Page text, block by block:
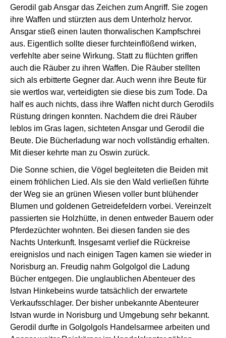
Gerodil gab Ansgar das Zeichen zum Angriff. Sie zogen
ihre Waffen und stürzten aus dem Unterholz hervor.
Ansgar stieß einen lauten thorwalischen Kampfschrei
aus. Eigentlich sollte dieser furchteinflößend wirken,
verfehlte aber seine Wirkung. Statt zu flüchten griffen
auch die Räuber zu ihren Waffen. Die Räuber stellten
sich als erbitterte Gegner dar. Auch wenn ihre Beute für
sie wertlos war, verteidigten sie diese bis zum Tode. Da
half es auch nichts, dass ihre Waffen nicht durch Gerodils
Rüstung dringen konnten. Nachdem die drei Räuber
leblos im Gras lagen, sichteten Ansgar und Gerodil die
Beute. Die Bücherladung war noch vollständig erhalten.
Mit dieser kehrte man zu Oswin zurück.
Die Sonne schien, die Vögel begleiteten die Beiden mit
einem fröhlichen Lied. Als sie den Wald verließen führte
der Weg sie an grünen Wiesen voller bunt blühender
Blumen und goldenen Getreidefeldern vorbei. Vereinzelt
passierten sie Holzhütte, in denen entweder Bauern oder
Pferdezüchter wohnten. Bei diesen fanden sie des
Nachts Unterkunft. Insgesamt verlief die Rückreise
ereignislos und nach einigen Tagen kamen sie wieder in
Norisburg an. Freudig nahm Golgolgol die Ladung
Bücher entgegen. Die unglaublichen Abenteuer des
Istvan Hinkebeins wurde tatsächlich der erwartete
Verkaufsschlager. Der bisher unbekannte Abenteurer
Istvan wurde in Norisburg und Umgebung sehr bekannt.
Gerodil durfte in Golgolgols Handelsarmee arbeiten und